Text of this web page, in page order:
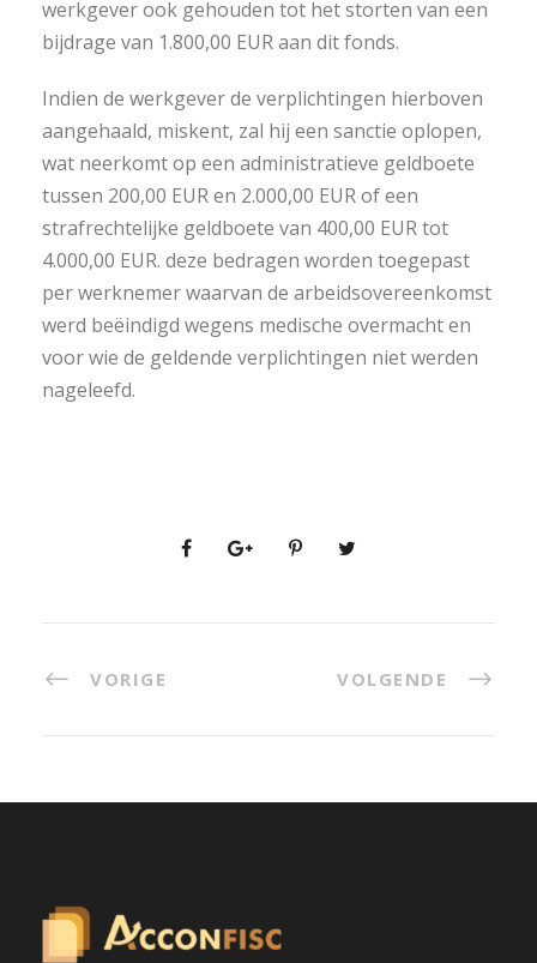
werkgever ook gehouden tot het storten van een
bijdrage van 1.800,00 EUR aan dit fonds.
Indien de werkgever de verplichtingen hierboven
aangehaald, miskent, zal hij een sanctie oplopen,
wat neerkomt op een administratieve geldboete
tussen 200,00 EUR en 2.000,00 EUR of een
strafrechtelijke geldboete van 400,00 EUR tot
4.000,00 EUR. deze bedragen worden toegepast
per werknemer waarvan de arbeidsovereenkomst
werd beëindigd wegens medische overmacht en
voor wie de geldende verplichtingen niet werden
nageleefd.
VORIGE VOLGENDE